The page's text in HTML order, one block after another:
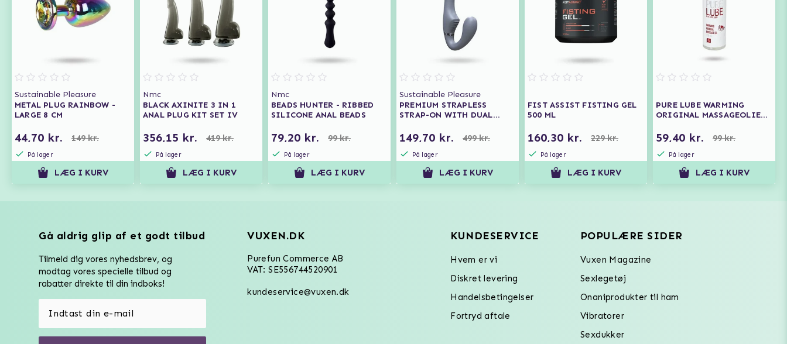
Sustainable Pleasure
METAL PLUG RAINBOW -
LARGE 8 CM
44,70 kr. 149 kr.
På lager
LÆG I KURV
Nmc
BLACK AXINITE 3 IN 1
ANAL PLUG KIT SET IV
356,15 kr. 419 kr.
På lager
LÆG I KURV
Nmc
BEADS HUNTER - RIBBED
SILICONE ANAL BEADS
79,20 kr. 99 kr.
På lager
LÆG I KURV
Sustainable Pleasure
PREMIUM STRAPLESS
STRAP-ON WITH DUAL
CONTROL
149,70 kr. 499 kr.
På lager
LÆG I KURV
FIST ASSIST FISTING GEL
500 ML
160,30 kr. 229 kr.
På lager
LÆG I KURV
PURE LUBE WARMING
ORIGINAL MASSAGEOLIE
59,40 kr. 99 kr.
På lager
LÆG I KURV
Gå aldrig glip af et godt tilbud
Tilmeld dig vores nyhedsbrev, og
modtag vores specielle tilbud og
rabatter direkte til din indboks!
VUXEN.DK
Purefun Commerce AB
VAT: SE556744520901
kundeservice@vuxen.dk
KUNDESERVICE
Hvem er vi
Diskret levering
Handelsbetingelser
Fortryd aftale
POPULÆRE SIDER
Vuxen Magazine
Sexlegetøj
Onaniprodukter til ham
Vibratorer
Sexdukker